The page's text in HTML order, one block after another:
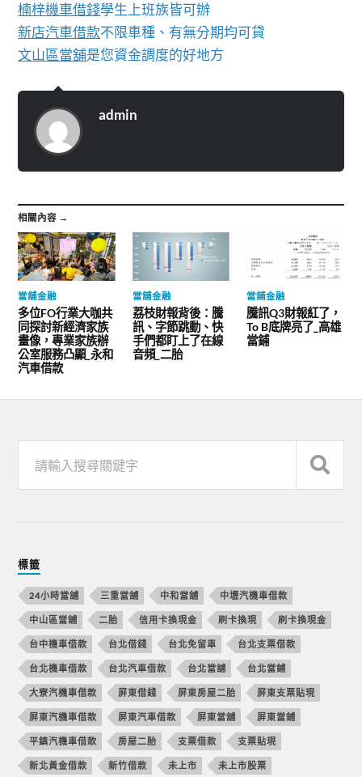
楠梓機車借錢學生上班族皆可辦
新店汽車借款不限車種、有無分期均可貸
文山區當舖是您資金調度的好地方
admin
相關內容 →
當舖金融
多位FO行業大咖共
同探討新經濟家族
畫像，專業家族辦
公室服務凸顯_永和
汽車借款
當舖金融
荔枝財報背後：騰
訊、字節跳動、快
手們都盯上了在線
音頻_二胎
當舖金融
騰訊Q3財報紅了，
To B底牌亮了_高雄
當鋪
標籤
24小時當舖 三重當舖 中和當舖 中壢汽機車借款
中山區當舖 二胎 信用卡換現金 刷卡換現 刷卡換現金
台中機車借款 台北借錢 台北免留車 台北支票借款
台北機車借款 台北汽車借款 台北當舖 台北當鋪
大寮汽機車借款 屏東借錢 屏東房屋二胎 屏東支票貼現
屏東汽機車借款 屏東汽車借款 屏東當舖 屏東當鋪
平鎮汽機車借款 房屋二胎 支票借款 支票貼現
新北黃金借款 新竹借款 未上市 未上市股票